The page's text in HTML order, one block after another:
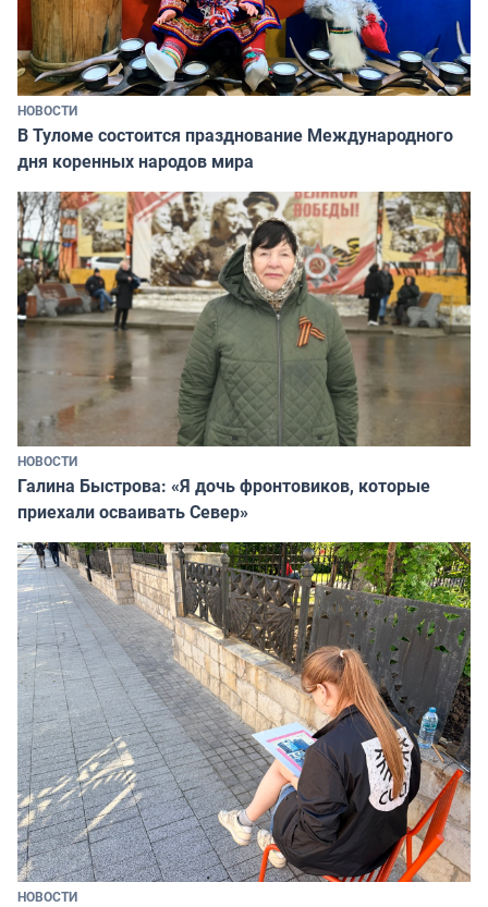
НОВОСТИ
В Туломе состоится празднование Международного
дня коренных народов мира
НОВОСТИ
Галина Быстрова: «Я дочь фронтовиков, которые
приехали осваивать Север»
НОВОСТИ